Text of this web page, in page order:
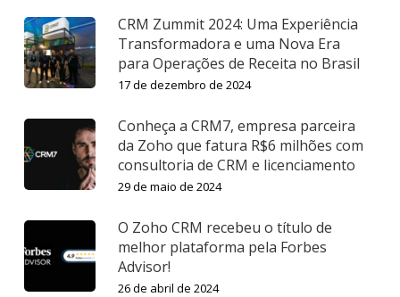
CRM Zummit 2024: Uma Experiência
Transformadora e uma Nova Era
para Operações de Receita no Brasil
17 de dezembro de 2024
Conheça a CRM7, empresa parceira
da Zoho que fatura R$6 milhões com
consultoria de CRM e licenciamento
29 de maio de 2024
O Zoho CRM recebeu o título de
melhor plataforma pela Forbes
Advisor!
26 de abril de 2024